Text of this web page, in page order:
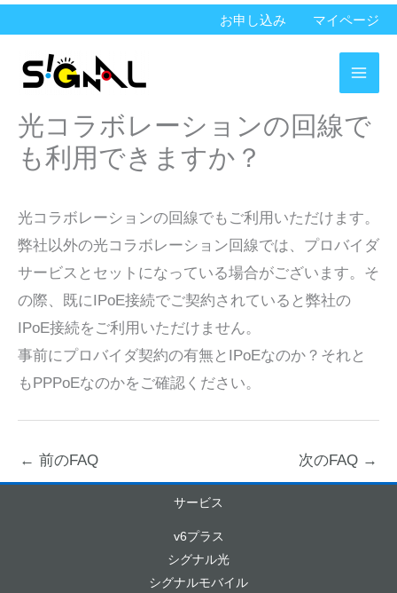
容
お申し込み マイページ
光コラボレーションの回線で
も利用できますか？
光コラボレーションの回線でもご利用いただけます。
弊社以外の光コラボレーション回線では、プロバイダ
サービスとセットになっている場合がございます。そ
の際、既にIPoE接続でご契約されていると弊社の
IPoE接続をご利用いただけません。
事前にプロバイダ契約の有無とIPoEなのか？それと
もPPPoEなのかをご確認ください。
← 前のFAQ 次のFAQ →
サービス
v6プラス
シグナル光
シグナルモバイル